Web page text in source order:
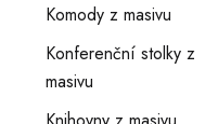
Komody z masivu
Konferenční stolky z
masivu